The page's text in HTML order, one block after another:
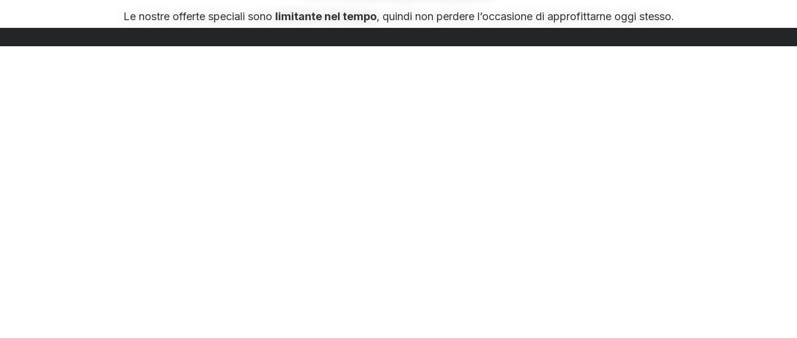
Le nostre offerte speciali sono limitante nel tempo, quindi non perdere l’occasione di approfittarne oggi stesso.